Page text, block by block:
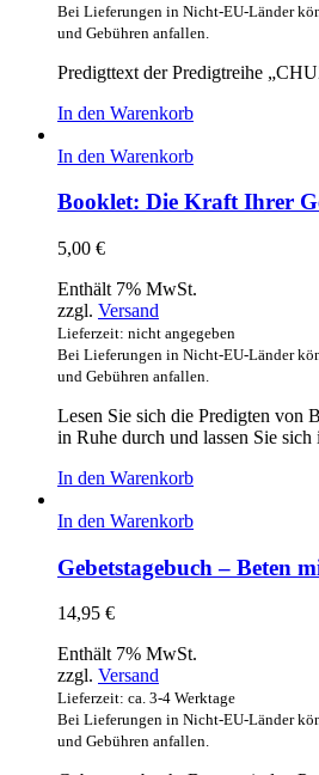
Bei Lieferungen in Nicht-EU-Länder
und Gebühren anfallen.
Predigttext der Predigtreihe
In den Warenkorb
In den Warenkorb
Booklet: Die Kraft Ihrer
5,00 €
Enthält 7% MwSt.
zzgl. Versand
Lieferzeit: nicht angegeben
Bei Lieferungen in Nicht-EU-Länder
und Gebühren anfallen.
Lesen Sie sich die Predigten von
in Ruhe durch und lassen Sie sich
In den Warenkorb
In den Warenkorb
Gebetstagebuch – Beten
14,95 €
Enthält 7% MwSt.
zzgl. Versand
Lieferzeit: ca. 3-4 Werktage
Bei Lieferungen in Nicht-EU-Länder
und Gebühren anfallen.